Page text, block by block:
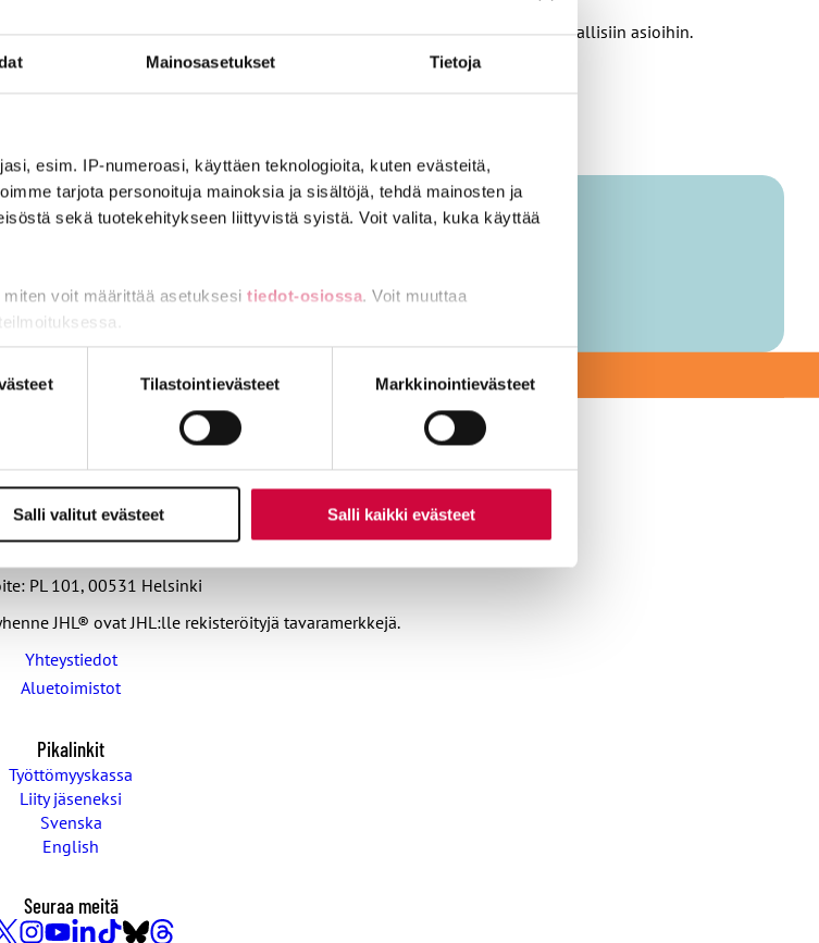
Mainosasetukset Tietoja
esim. IP-numeroasi, käyttäen teknologioita, kuten evästeitä,
tarjota personoituja mainoksia ja sisältöjä, tehdä mainosten ja
sekä tuotekehitykseen liittyvistä syistä. Voit valita, kuka käyttää
voit määrittää asetuksesi tiedot-osiossa. Voit muuttaa
parantavia, ja osaa käytetään tilastointi- tai
Tilastointievästeet Markkinointievästeet
Salli valitut evästeet Salli kaikki evästeet
hallituksen lakiesityksistä. Lausunnot ovat liiton linjauksia yhteiskunnallisiin asioihin.
JOUKKOONLIITY JÄSENEKSI
hyvinvointialojen liitto JHL
PL 101, 00531 Helsinki
JHL® ovat JHL:lle rekisteröityjä tavaramerkkejä.
Yhteystiedot
Aluetoimistot
Pikalinkit
Työttömyyskassa
Liity jäseneksi
Svenska
English
Seuraa meitä